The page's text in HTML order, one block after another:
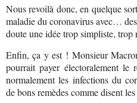
Nous revoilà donc, en quelque
maladie du coronavirus avec…
doute une idée trop simpliste, trop
Enfin, ça y est ! Monsieur
pourrait payer électoralement le
normalement les infections du
de bons remèdes comme disent